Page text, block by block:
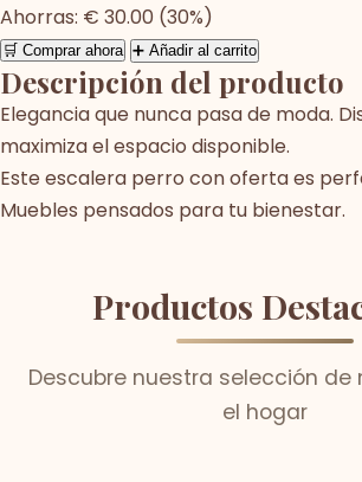
Ahorras: € 30.00 (30%)
🛒 Comprar ahora ➕ Añadir al carrito
Descripción del producto
Elegancia que nunca pasa de moda.
maximiza el espacio disponible.
Este escalera perro con oferta es
Muebles pensados para tu bienestar.
Productos
Descubre nuestra selección de
el hogar